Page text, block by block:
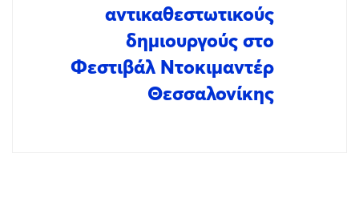
αντικαθεστωτικούς
δημιουργούς στο
Φεστιβάλ Ντοκιμαντέρ
Θεσσαλονίκης